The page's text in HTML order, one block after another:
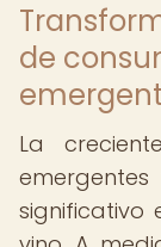
de
La
significativo